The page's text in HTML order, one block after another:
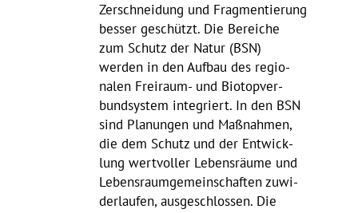
Zerschnei­dung und Frag­men­tie­rung
besser geschützt. Die Bereiche
zum Schutz der Natur (BSN)
werden in den Aufbau des regio­
nalen Frei­raum- und Biotop­ver­
bund­system inte­griert. In den BSN
sind Planungen und Maßnahmen,
die dem Schutz und der Entwick­
lung wert­voller Lebens­räume und
Lebens­raum­ge­mein­schaften zuwi­
der­laufen, ausge­schlossen. Die